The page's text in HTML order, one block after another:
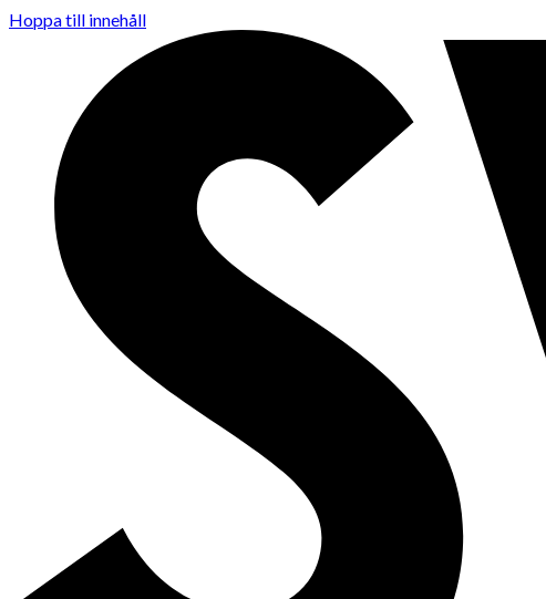
Hoppa till innehåll